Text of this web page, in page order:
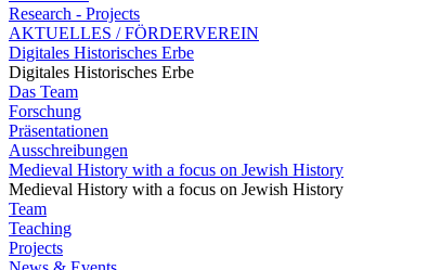
Research - Projects
AKTUELLES / FÖRDERVEREIN
Digitales Historisches Erbe
Digitales Historisches Erbe
Das Team
Forschung
Präsentationen
Ausschreibungen
Medieval History with a focus on Jewish History
Medieval History with a focus on Jewish History
Team
Teaching
Projects